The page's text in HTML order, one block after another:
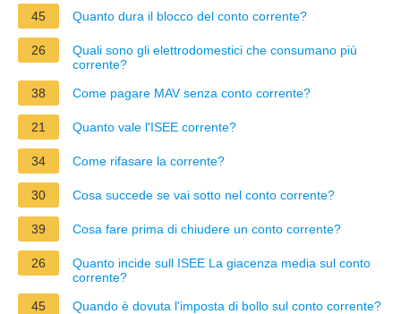
45 Quanto dura il blocco del conto corrente?
26
Quali sono gli elettrodomestici che consumano più
corrente?
38
Come pagare MAV senza conto corrente?
21 Quanto vale l'ISEE corrente?
34 Come rifasare la corrente?
30 Cosa succede se vai sotto nel conto corrente?
39 Cosa fare prima di chiudere un conto corrente?
26
Quanto incide sull ISEE La giacenza media sul conto
corrente?
45
Quando è dovuta l'imposta di bollo sul conto corrente?